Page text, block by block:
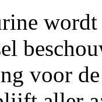
voor